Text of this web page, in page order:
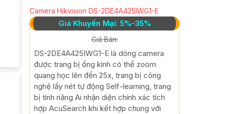
Camera Hikvision DS-2DE4A425IWG1-E
Giá Khuyến Mại: 5%-35%
Giá Bán:
DS-2DE4A425IWG1-E là dòng camera
được trang bị ống kính có thể zoom
quang học lên đến 25x, trang bị công
nghệ lấy nét tự động Self-learning, trang
bị tính năng Ai nhận diện chính xác tích
hợp AcuSearch khi kết hợp chung với